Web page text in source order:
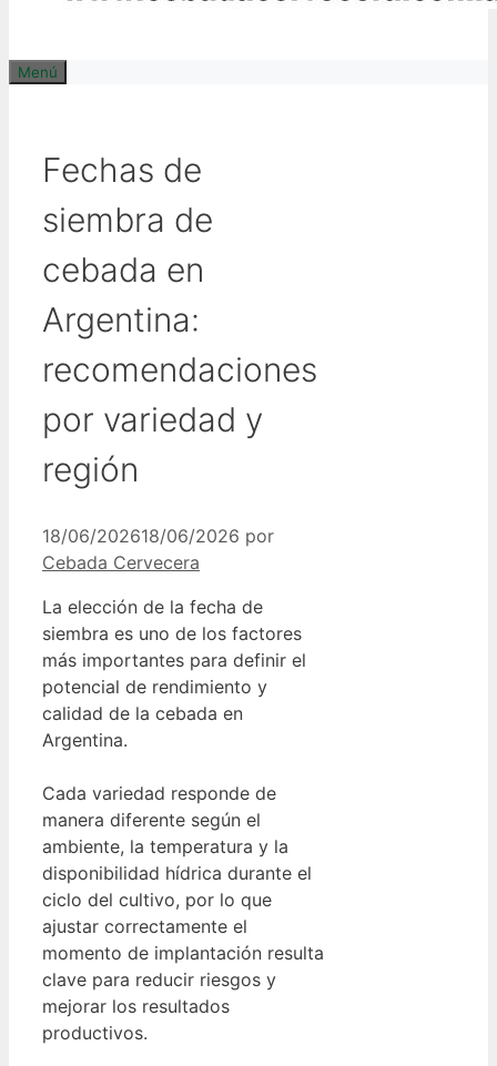
Menú
Fechas de
siembra de
cebada en
Argentina:
recomendaciones
por variedad y
región
18/06/202618/06/2026 por
Cebada Cervecera
La elección de la fecha de
siembra es uno de los factores
más importantes para definir el
potencial de rendimiento y
calidad de la cebada en
Argentina.
Cada variedad responde de
manera diferente según el
ambiente, la temperatura y la
disponibilidad hídrica durante el
ciclo del cultivo, por lo que
ajustar correctamente el
momento de implantación resulta
clave para reducir riesgos y
mejorar los resultados
productivos.